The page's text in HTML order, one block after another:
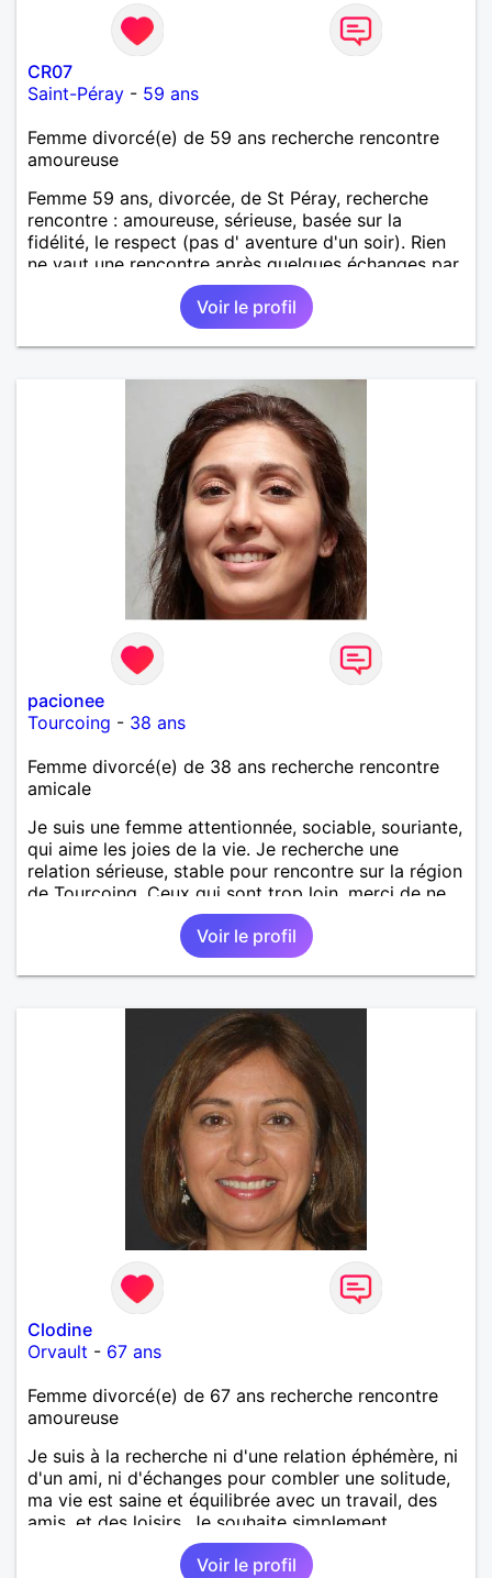
CR07
Saint-Péray - 59 ans
Femme divorcé(e) de 59 ans recherche rencontre
amoureuse
Femme 59 ans, divorcée, de St Péray, recherche
rencontre : amoureuse, sérieuse, basée sur la
fidélité, le respect (pas d' aventure d'un soir). Rien
ne vaut une rencontre après quelques échanges par
messages pour savoir si il y a un feeling entre les
deux et le désir de se revoir. Au plaisir de se
Voir le profil
pacionee
Tourcoing - 38 ans
Femme divorcé(e) de 38 ans recherche rencontre
amicale
Je suis une femme attentionnée, sociable, souriante,
qui aime les joies de la vie. Je recherche une
relation sérieuse, stable pour rencontre sur la région
de Tourcoing. Ceux qui sont trop loin, merci de ne
pas me contacter et pour les autres je ne
manquerais pas de vous répondre et ce sera avec
Voir le profil
Clodine
Orvault - 67 ans
Femme divorcé(e) de 67 ans recherche rencontre
amoureuse
Je suis à la recherche ni d'une relation éphémère, ni
d'un ami, ni d'échanges pour combler une solitude,
ma vie est saine et équilibrée avec un travail, des
amis, et des loisirs. Je souhaite simplement
rencontrer un homme de la région de Orvault qui
recherche une relation sérieuse !
Voir le profil